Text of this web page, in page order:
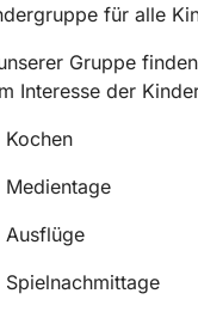
für alle
Gruppe
Interesse der
Kochen
Medientage
Ausflüge
Spielnachmittage